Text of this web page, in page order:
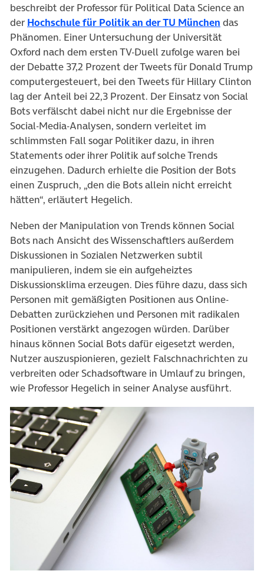
beschreibt der Professor für Political Data Science an
der Hochschule für Politik an der TU München (öffnet
das
Phänomen. Einer Untersuchung der Universität
Oxford nach dem ersten TV-Duell zufolge waren bei
der Debatte 37,2 Prozent der Tweets für Donald Trump
computergesteuert, bei den Tweets für Hillary Clinton
lag der Anteil bei 22,3 Prozent. Der Einsatz von Social
Bots verfälscht dabei nicht nur die Ergebnisse der
Social-Media-Analysen, sondern verleitet im
schlimmsten Fall sogar Politiker dazu, in ihren
Statements oder ihrer Politik auf solche Trends
einzugehen. Dadurch erhielte die Position der Bots
einen Zuspruch, „den die Bots allein nicht erreicht
hätten“, erläutert Hegelich.
Neben der Manipulation von Trends können Social
Bots nach Ansicht des Wissenschaftlers außerdem
Diskussionen in Sozialen Netzwerken subtil
manipulieren, indem sie ein aufgeheiztes
Diskussionsklima erzeugen. Dies führe dazu, dass sich
Personen mit gemäßigten Positionen aus Online-
Debatten zurückziehen und Personen mit radikalen
Positionen verstärkt angezogen würden. Darüber
hinaus können Social Bots dafür eigesetzt werden,
Nutzer auszuspionieren, gezielt Falschnachrichten zu
verbreiten oder Schadsoftware in Umlauf zu bringen,
wie Professor Hegelich in seiner Analyse ausführt.